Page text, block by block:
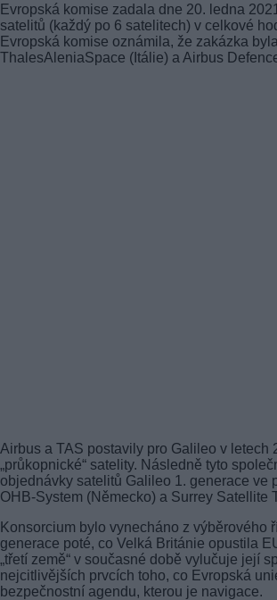
Evropská komise zadala dne 20. ledna
satelitů (každý po 6 satelitech) v celkové
Evropská komise oznámila, že zakázka
ThalesAleniaSpace (Itálie) a Airbus
Airbus a TAS postavily pro Galileo v letech
„průkopnické“ satelity. Následně tyto
objednávky satelitů Galileo 1. generace ve
OHB-System (Německo) a Surrey Satellite
Konsorcium bylo vynecháno z výběrového
generace poté, co Velká Británie opustila
„třetí země“ v současné době vylučuje její
nejcitlivějších prvcích toho, co Evropská
bezpečnostní agendu, kterou je navigace.